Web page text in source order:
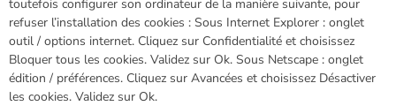
toutefois configurer son ordinateur de la manière suivante, pour
refuser l’installation des cookies : Sous Internet Explorer : onglet
outil / options internet. Cliquez sur Confidentialité et choisissez
Bloquer tous les cookies. Validez sur Ok. Sous Netscape : onglet
édition / préférences. Cliquez sur Avancées et choisissez Désactiver
les cookies. Validez sur Ok.